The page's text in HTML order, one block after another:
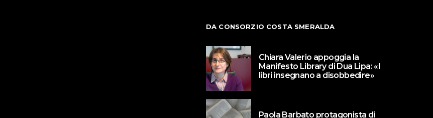
DA CONSORZIO COSTA SMERALDA
Chiara Valerio appoggia la
Manifesto Library di Dua Lipa: «I
libri insegnano a disobbedire»
Paola Barbato protagonista di